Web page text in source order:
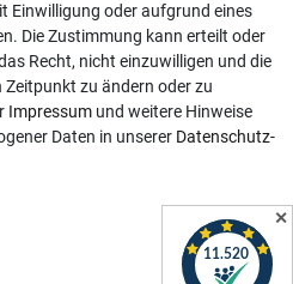
✕
Einwilligung oder aufgrund eines
Die Zustimmung kann erteilt oder
Recht, nicht einzuwilligen und die
zu ändern oder zu
Impressum und weitere Hinweise
Daten in unserer Daten­schutz­